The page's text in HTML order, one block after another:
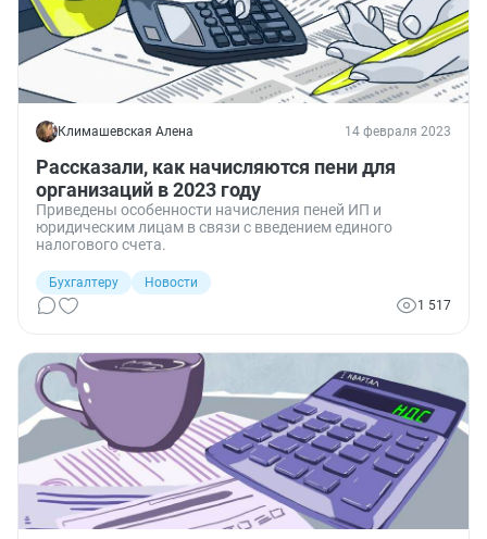
Климашевская Алена 14 февраля 2023
Рассказали, как начисляются пени для
организаций в 2023 году
Приведены особенности начисления пеней ИП и
юридическим лицам в связи с введением единого
налогового счета.
Бухгалтеру
Новости
1 517